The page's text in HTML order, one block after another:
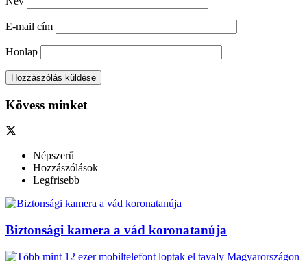
E-mail cím
Honlap
Kövess minket
Népszerű
Hozzászólások
Legfrisebb
Biztonsági kamera a vád koronatanúja